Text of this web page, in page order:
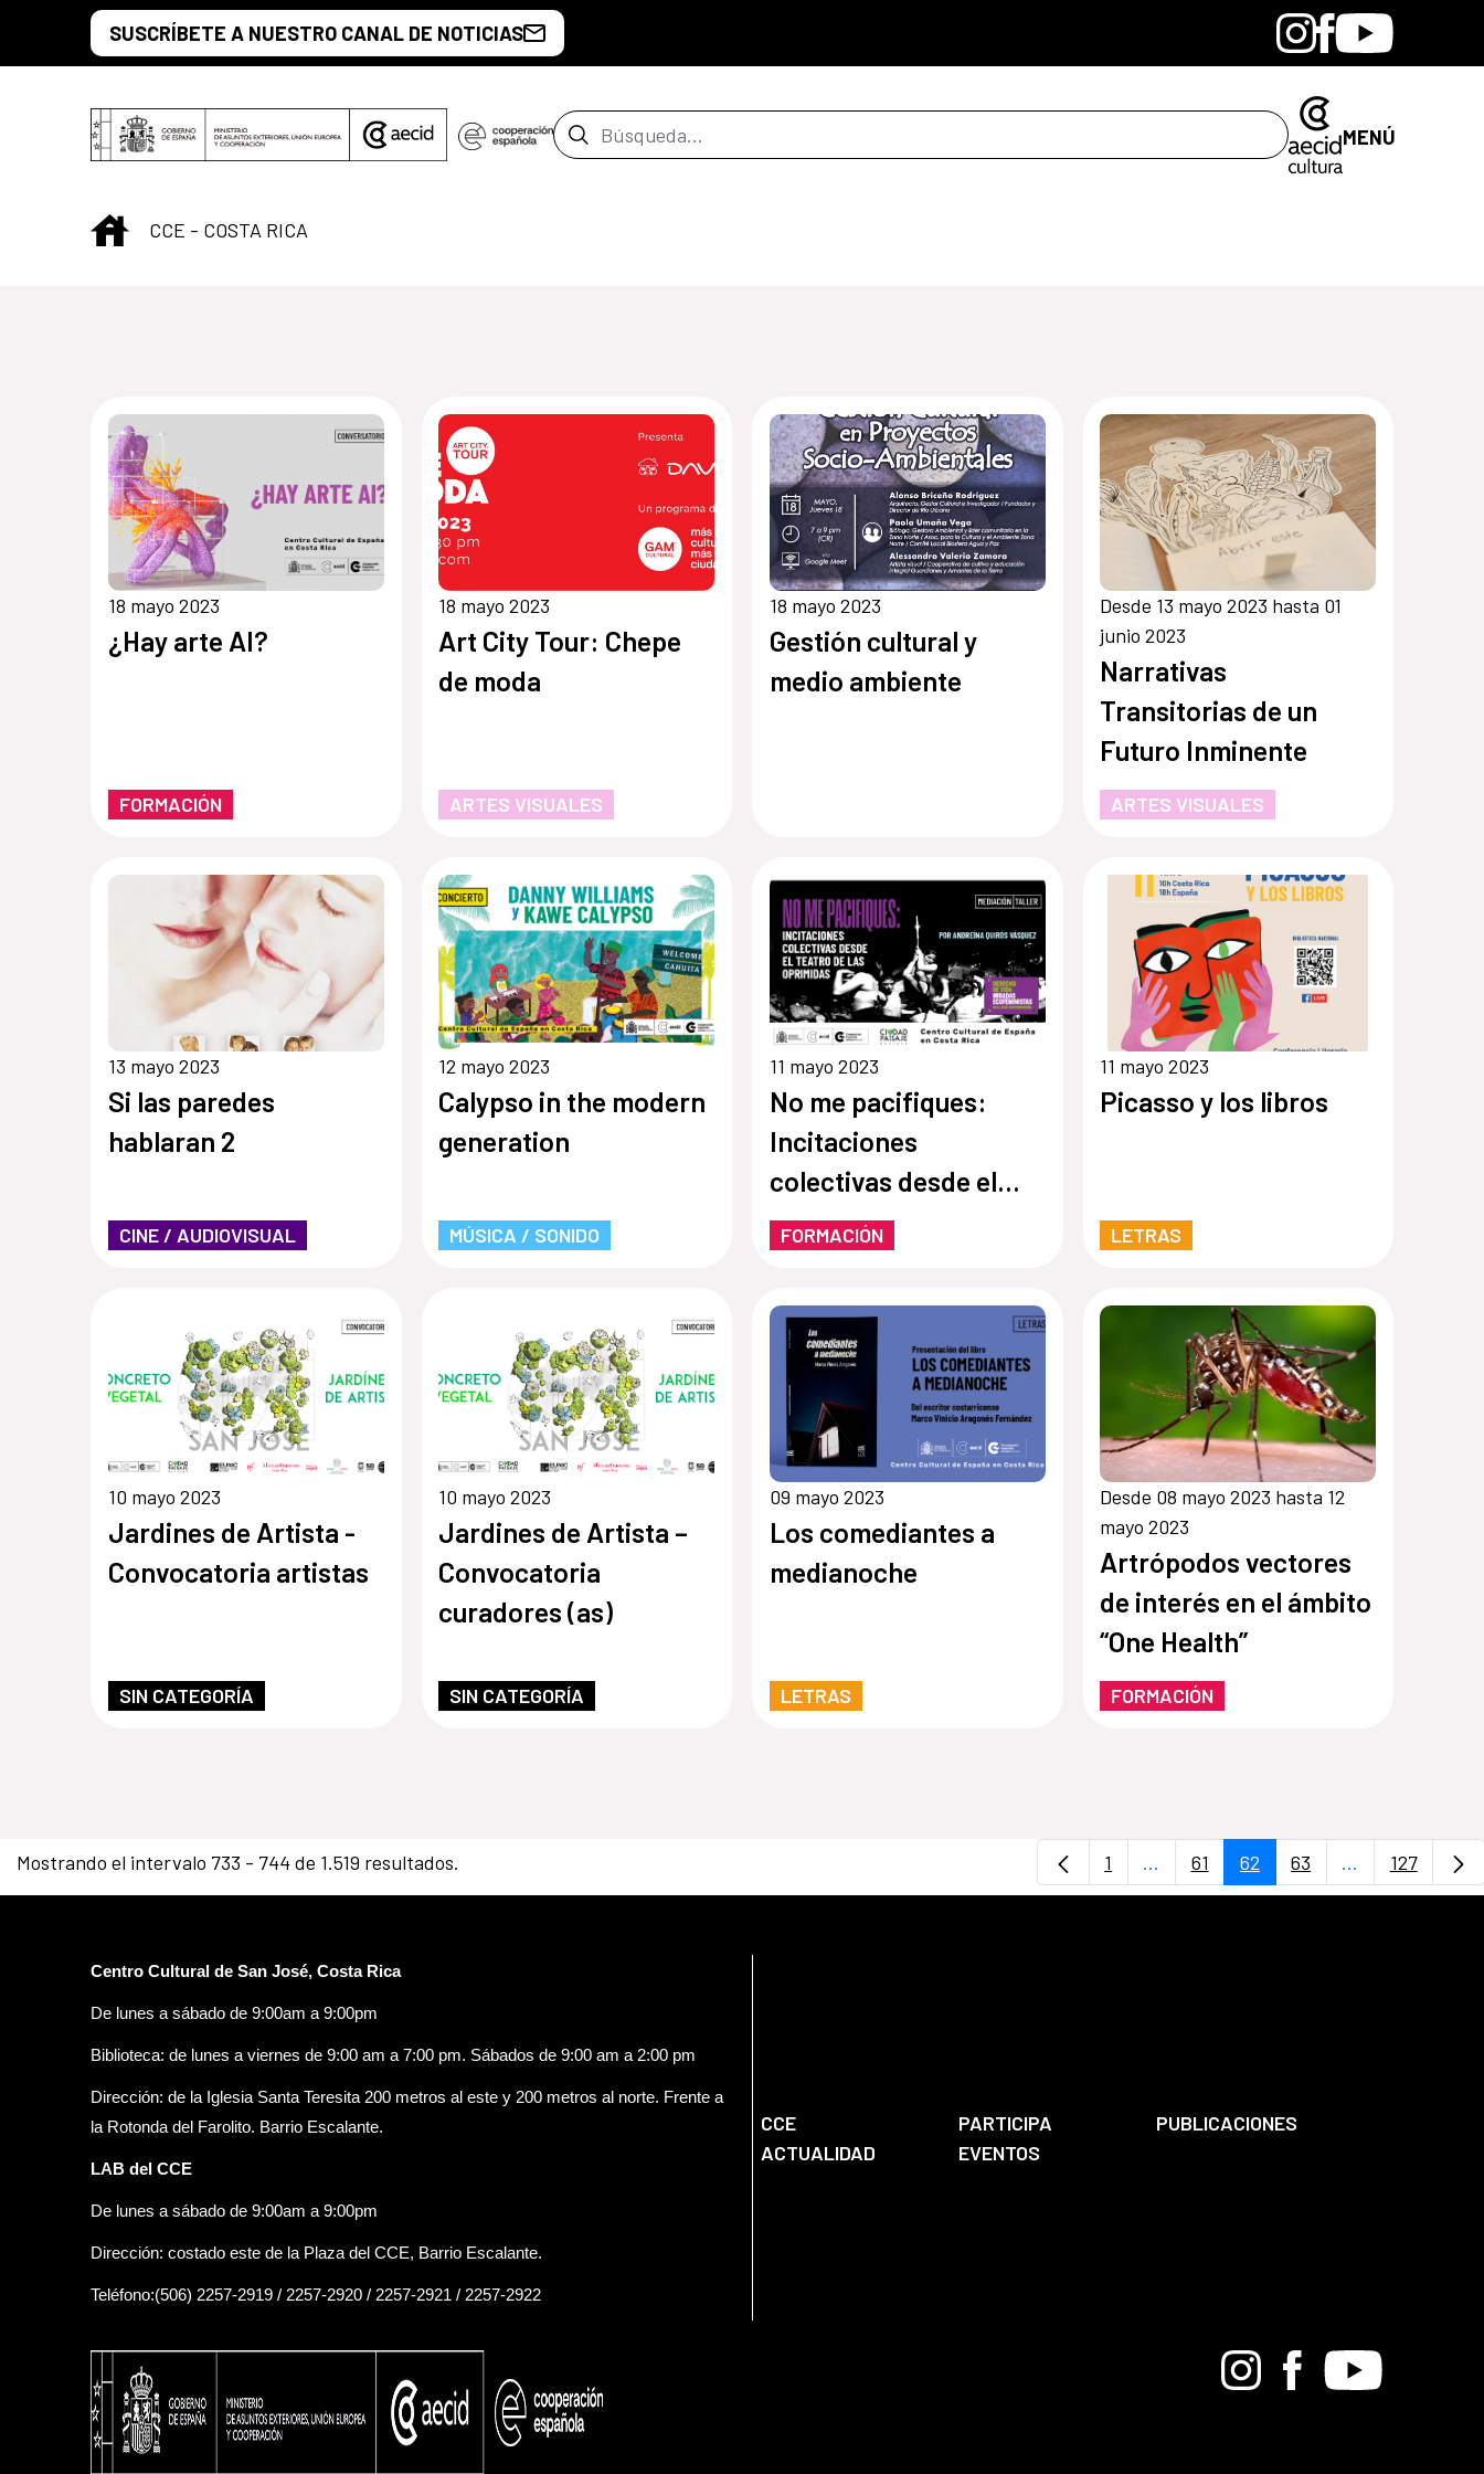
Saltar al contenido principal
SUSCRÍBETE A NUESTRO CANAL DE NOTICIAS BandcampInstagram
Facebook
Youtube
Barra de búsqueda MENÚ
INICIO
CCE - COSTA RICA
18 mayo 2023
¿Hay arte AI?
FORMACIÓN
18 mayo 2023
Art City Tour: Chepe
de moda
ARTES VISUALES
18 mayo 2023
Gestión cultural y
medio ambiente
Desde 13 mayo 2023 hasta 01
junio 2023
Narrativas
Transitorias de un
Futuro Inminente
ARTES VISUALES
13 mayo 2023
Si las paredes
hablaran 2
CINE / AUDIOVISUAL
12 mayo 2023
Calypso in the modern
generation
MÚSICA / SONIDO
11 mayo 2023
No me pacifiques:
Incitaciones
colectivas desde el
teatro de las
oprimidas
FORMACIÓN
11 mayo 2023
Picasso y los libros
LETRAS
10 mayo 2023
Jardines de Artista -
Convocatoria artistas
SIN CATEGORÍA
10 mayo 2023
Jardines de Artista –
Convocatoria
curadores (as)
SIN CATEGORÍA
09 mayo 2023
Los comediantes a
medianoche
LETRAS
Desde 08 mayo 2023 hasta 12
mayo 2023
Artrópodos vectores
de interés en el ámbito
“One Health”
FORMACIÓN
Mostrando el intervalo 733 - 744 de 1.519 resultados. Página
1 ...Páginas intermedias Use TAB para
Página
61 Página
62 Página
63 ...PáginasPágina
127
Centro Cultural de San José, Costa Rica
De lunes a sábado de 9:00am a 9:00pm
Biblioteca: de lunes a viernes de 9:00 am a 7:00 pm. Sábados de 9:00 am a 2:00 pm
Dirección: de la Iglesia Santa Teresita 200 metros al este y 200 metros al norte. Frente a
la Rotonda del Farolito. Barrio Escalante.
LAB del CCE
De lunes a sábado de 9:00am a 9:00pm
Dirección: costado este de la Plaza del CCE, Barrio Escalante.
Teléfono:(506) 2257-2919 / 2257-2920 / 2257-2921 / 2257-2922
CCE PARTICIPA
PUBLICACIONES
ACTUALIDAD
EVENTOS
BandcampInstagramFacebook
Youtube